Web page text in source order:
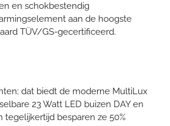
en schokbestendig
aan de hoogste
TÜV/GS-gecertificeerd.
dat biedt de moderne MultiLux
23 Watt LED buizen DAY en
besparen ze 50%